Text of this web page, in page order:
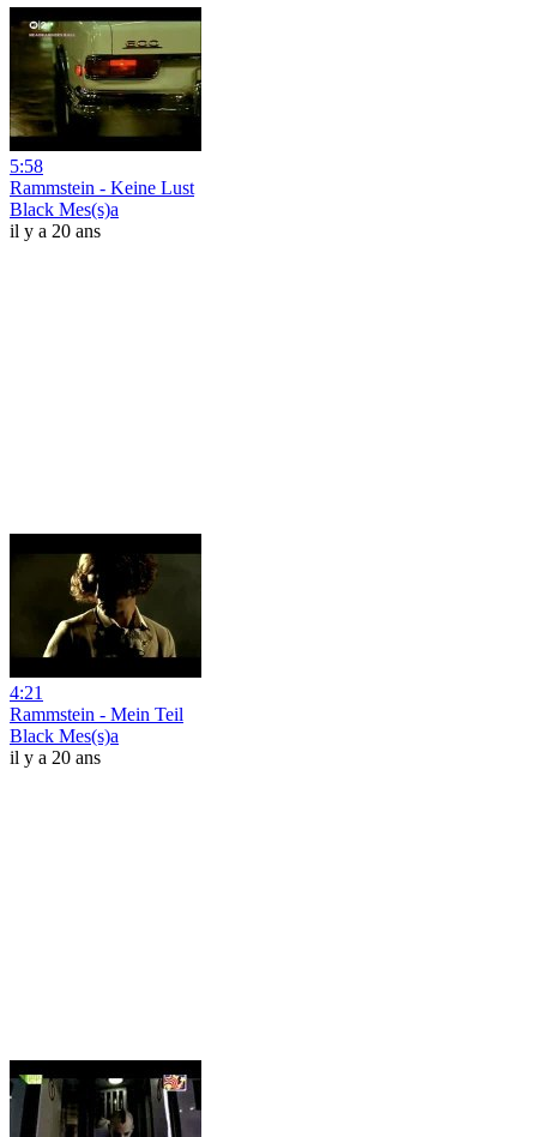
5:58
Rammstein - Keine Lust
Black Mes(s)a
il y a 20 ans
4:21
Rammstein - Mein Teil
Black Mes(s)a
il y a 20 ans